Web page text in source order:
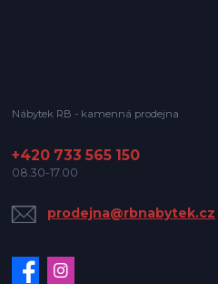
Nábytek RB - kamenná prodejna
+420 733 565 150
08.30-17.00
prodejna@rbnabytek.cz